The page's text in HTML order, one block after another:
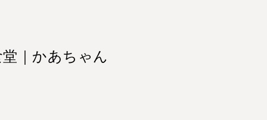
｜かあちゃん